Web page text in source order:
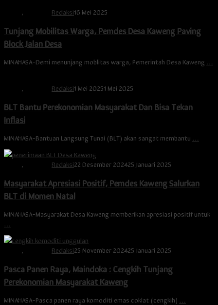
, Redaksi16 Mei 2025
Tunjang Mobilitas Warga, Pemdes Desa Kaweng Paving
Block Jalan Desa
MINAHASA-Demi menunjang moblitas warga, Pemerintah Desa Kaweng …
, Redaksi1 Mei 20251 Mei 2025
BLT Bantu Perekonomian Masyarakat Dan Bisa Tekan
Inflasi
MINAHASA-Bantuan Langsung Tunai (BLT) akan sangat membantu
, Redaksi22 Desember 202425 Januari 2025
Masyarakat Apresiasi Positif, Pemdes Kaweng Salurkan
BLT di Momen Natal
MINAHASA-Masyarakat Desa Kaweng memberikan apresiasi positif untuk
, Redaksi25 November 202425 Januari 2025
Pasca Panen Raya, Maindoka : Cengkih Tunjang
Perekonomian Masyarakat Kaweng
MINAHASA-Pasca panen raya komoditi emas coklat (cengkih)